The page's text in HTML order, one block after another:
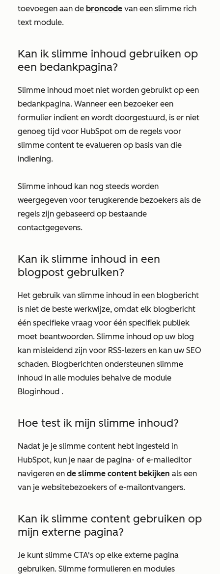
toevoegen aan de broncode van een slimme rich
text module.
Kan ik slimme inhoud gebruiken op
een bedankpagina?
Slimme inhoud moet niet worden gebruikt op een
bedankpagina. Wanneer een bezoeker een
formulier indient en wordt doorgestuurd, is er niet
genoeg tijd voor HubSpot om de regels voor
slimme content te evalueren op basis van die
indiening.
Slimme inhoud kan nog steeds worden
weergegeven voor terugkerende bezoekers als de
regels zijn gebaseerd op bestaande
contactgegevens.
Kan ik slimme inhoud in een
blogpost gebruiken?
Het gebruik van slimme inhoud in een blogbericht
is niet de beste werkwijze, omdat elk blogbericht
één specifieke vraag voor één specifiek publiek
moet beantwoorden. Slimme inhoud op uw blog
kan misleidend zijn voor RSS-lezers en kan uw SEO
schaden. Blogberichten ondersteunen slimme
inhoud in alle modules behalve de module
Bloginhoud .
Hoe test ik mijn slimme inhoud?
Nadat je je slimme content hebt ingesteld in
HubSpot, kun je naar de pagina- of e-maileditor
navigeren en de slimme content bekijken als een
van je websitebezoekers of e-mailontvangers.
Kan ik slimme content gebruiken op
mijn externe pagina?
Je kunt slimme CTA's op elke externe pagina
gebruiken. Slimme formulieren en modules